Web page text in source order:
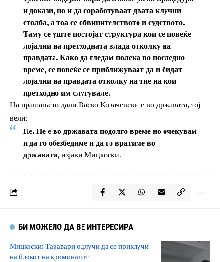
и докази, но и да соработуваат двата клучни
столба, а тоа се обвинителството и судството.
Таму се уште постојат структури кои се повеќе
лојални на претходната влада отколку на
правдата. Како да гледам полека во последно
време, се повеќе се приближуваат да и бидат
лојални на правдата отколку на тие на кои
претходно им слугувале.
На прашањето дали Васко Ковачевски е во државата, тој
вели:
Не. Не е во државата подолго време но очекувам
и да го обезбедиме и да го вратиме во
државата,изјави Мицкоски.
БИ МОЖЕЛО ДА ВЕ ИНТЕРЕСИРА
Мицкоски: Таравари одлучи да се приклучи
на блокот на криминалот